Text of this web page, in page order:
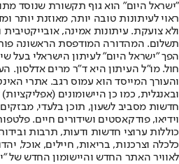
"ישראל היום" הוא גוף תקשורת שנוסד
ראוי לעיתונות טובה יותר, מאוזנת יותר
ולא צועקת. עיתונות אמינה, אובייקטיבית
הפך "ישראל היום" לעיתון הישראלי בעל
חול. מו"ל העיתון היא ד"ר מרים אדלסון.
והעורך המייסד הוא עמוס רגב. אתרי
חדשות מסביב לשעון, תוכן בלעדי, מבזקים
וידיאו, פודקאסטים ושידורים חיים.
כוללות ערוצי חדשות ודעות, תרבות
לאוויר האתר החדש והיישומון החדש של